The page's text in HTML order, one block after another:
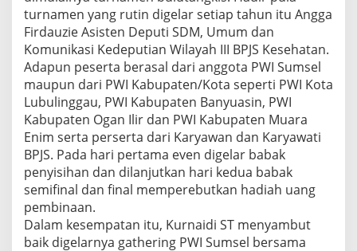
turnamen yang rutin digelar setiap tahun itu Angga
Firdauzie Asisten Deputi SDM, Umum dan
Komunikasi Kedeputian Wilayah III BPJS Kesehatan.
Adapun peserta berasal dari anggota PWI Sumsel
maupun dari PWI Kabupaten/Kota seperti PWI Kota
Lubulinggau, PWI Kabupaten Banyuasin, PWI
Kabupaten Ogan Ilir dan PWI Kabupaten Muara
Enim serta perserta dari Karyawan dan Karyawati
BPJS. Pada hari pertama even digelar babak
penyisihan dan dilanjutkan hari kedua babak
semifinal dan final memperebutkan hadiah uang
pembinaan.
Dalam kesempatan itu, Kurnaidi ST menyambut
baik digelarnya gathering PWI Sumsel bersama